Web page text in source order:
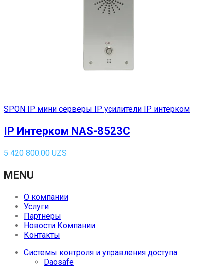
SPON IP мини серверы IP усилители IP интерком
IP Интерком NAS-8523C
5 420 800.00 UZS
MENU
О компании
Услуги
Партнеры
Новости Компании
Контакты
Системы контроля и управления доступа
Daosafe